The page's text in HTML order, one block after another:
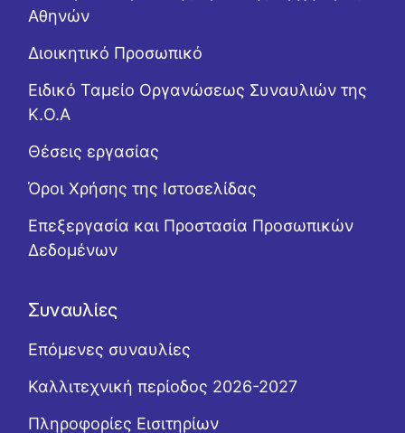
Αθηνών
Διοικητικό Προσωπικό
Ειδικό Ταμείο Οργανώσεως Συναυλιών της
Κ.Ο.Α
Θέσεις εργασίας
Όροι Χρήσης της Ιστοσελίδας
Επεξεργασία και Προστασία Προσωπικών
Δεδομένων
Συναυλίες
Επόμενες συναυλίες
Καλλιτεχνική περίοδος 2026-2027
Πληροφορίες Εισιτηρίων